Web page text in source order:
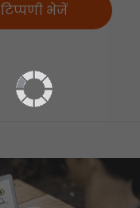
टिप्पणी भेजें